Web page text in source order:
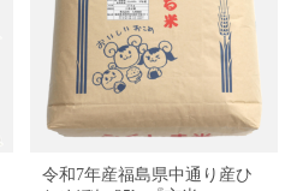
令和7年産福島県中通り産ひ